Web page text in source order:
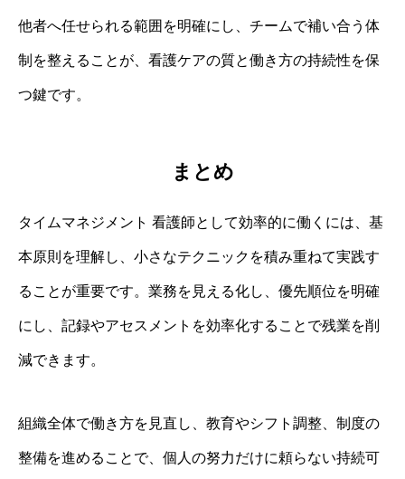
他者へ任せられる範囲を明確にし、チームで補い合う体
制を整えることが、看護ケアの質と働き方の持続性を保
つ鍵です。
まとめ
タイムマネジメント 看護師として効率的に働くには、基
本原則を理解し、小さなテクニックを積み重ねて実践す
ることが重要です。業務を見える化し、優先順位を明確
にし、記録やアセスメントを効率化することで残業を削
減できます。
組織全体で働き方を見直し、教育やシフト調整、制度の
整備を進めることで、個人の努力だけに頼らない持続可